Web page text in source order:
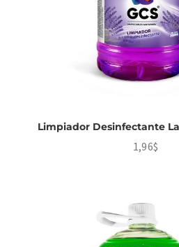
Limpiador Desinfectante
1,96$